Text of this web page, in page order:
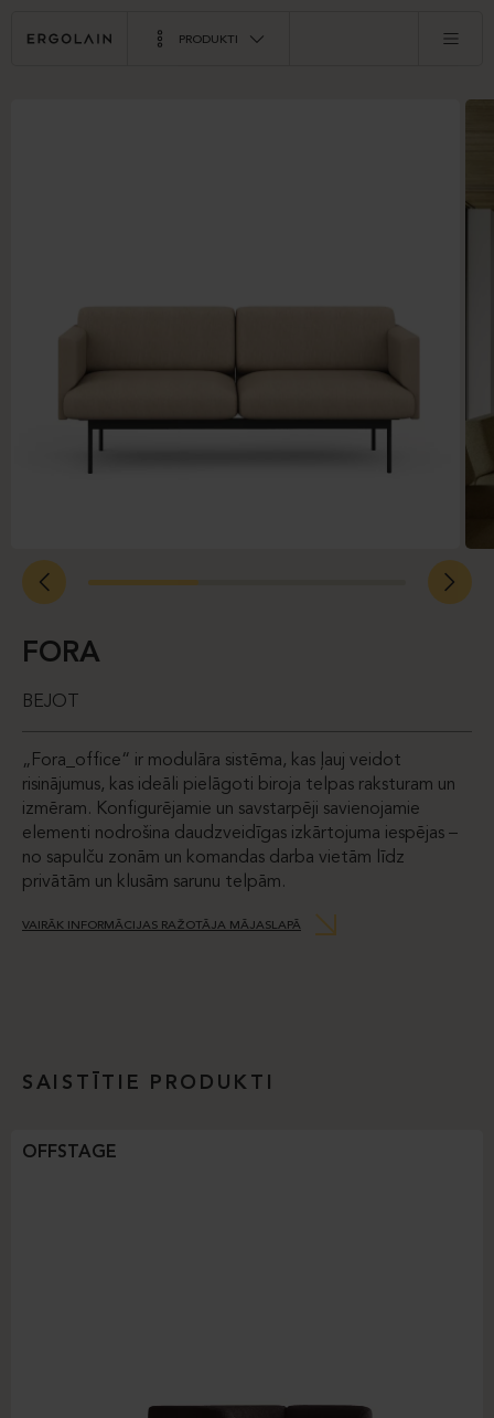
PRODUKTI
FORA
BEJOT
„Fora_office“ ir modulāra sistēma, kas ļauj veidot
risinājumus, kas ideāli pielāgoti biroja telpas raksturam un
izmēram. Konfigurējamie un savstarpēji savienojamie
elementi nodrošina daudzveidīgas izkārtojuma iespējas –
no sapulču zonām un komandas darba vietām līdz
privātām un klusām sarunu telpām.
VAIRĀK INFORMĀCIJAS RAŽOTĀJA MĀJASLAPĀ
SAISTĪTIE PRODUKTI
OFFSTAGE